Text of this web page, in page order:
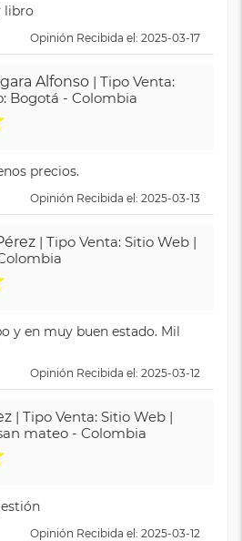
libro
Opinión Recibida el: 2025-03-17
Alfonso | Tipo Venta:
Bogotá - Colombia
precios.
Opinión Recibida el: 2025-03-13
| Tipo Venta: Sitio Web |
y en muy buen estado. Mil
Opinión Recibida el: 2025-03-12
| Tipo Venta: Sitio Web |
mateo - Colombia
Opinión Recibida el: 2025-03-12